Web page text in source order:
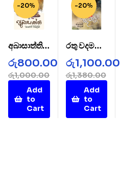
-20%
අබාසාත්ති –
AbaSatht
hi
රු1,000.00
රු800.00
Add
to
Cart
-20%
රතු වදමල් –
Rathu
Wada
Mal
රු1,380.00
රු1,100.00
Add
to
Cart